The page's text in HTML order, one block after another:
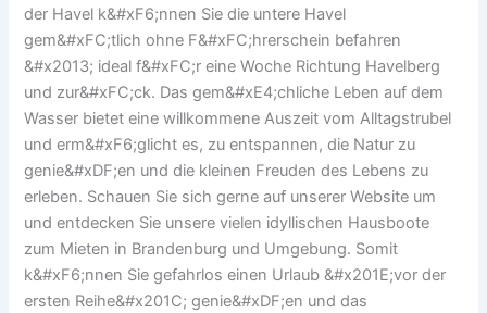
der Havel k&#xF6;nnen Sie die untere Havel
gem&#xFC;tlich ohne F&#xFC;hrerschein befahren
&#x2013; ideal f&#xFC;r eine Woche Richtung Havelberg
und zur&#xFC;ck. Das gem&#xE4;chliche Leben auf dem
Wasser bietet eine willkommene Auszeit vom Alltagstrubel
und erm&#xF6;glicht es, zu entspannen, die Natur zu
genie&#xDF;en und die kleinen Freuden des Lebens zu
erleben. Schauen Sie sich gerne auf unserer Website um
und entdecken Sie unsere vielen idyllischen Hausboote
zum Mieten in Brandenburg und Umgebung. Somit
k&#xF6;nnen Sie gefahrlos einen Urlaub &#x201E;vor der
ersten Reihe&#x201C; genie&#xDF;en und das